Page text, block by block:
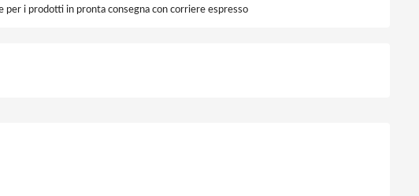
i prodotti in pronta consegna con corriere espresso